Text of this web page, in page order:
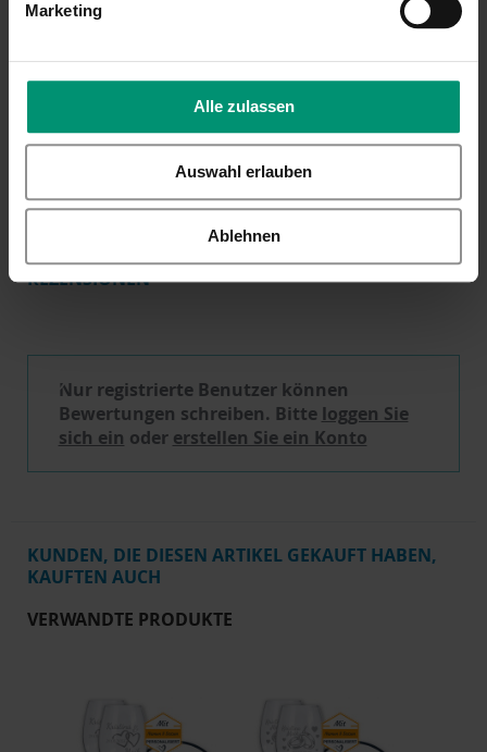
Marketing
Alle zulassen
Auswahl erlauben
Ablehnen
Guter Tag, lustiges
Freundin oder
Kollegin mit Gravur
Inkl. 19% Steuern,exkl.
Inkl. 19% Steuern
Versandkosten
REZENSIONEN
Nur registrierte Benutzer können
Bewertungen schreiben. Bitte loggen Sie
sich ein oder erstellen Sie ein Konto
KUNDEN, DIE DIESEN ARTIKEL GEKAUFT HABEN,
KAUFTEN AUCH
VERWANDTE PRODUKTE